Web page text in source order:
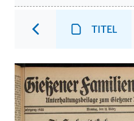
TITEL